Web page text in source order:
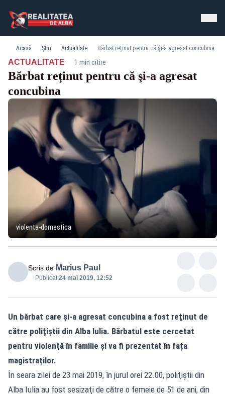
Acasă Știri Actualitate Bărbat reținut pentru că şi-a agresat concubina
ACTUALITATE· 1 min citire
Bărbat reținut pentru că şi-a agresat
concubina
violenta-domestica
Scris de Marius Paul
Publicat:24 mai 2019, 12:52
Un bărbat care şi-a agresat concubina a fost reţinut de
către poliţiştii din Alba Iulia. Bărbatul este cercetat
pentru violenţă în familie și va fi prezentat în fața
magistraților.
În seara zilei de 23 mai 2019, în jurul orei 22.00, poliţiştii din
Alba Iulia au fost sesizaţi de către o femeie de 51 de ani, din